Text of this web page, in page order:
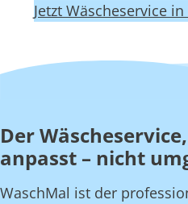
Jetzt Wäscheservice
Der
anpasst – nicht
WaschMal ist der